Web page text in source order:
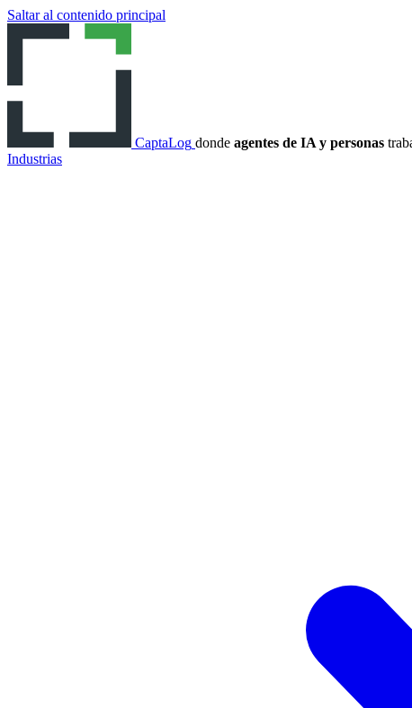
Saltar al contenido principal
CaptaLog donde agentes de IA y personas
Industrias